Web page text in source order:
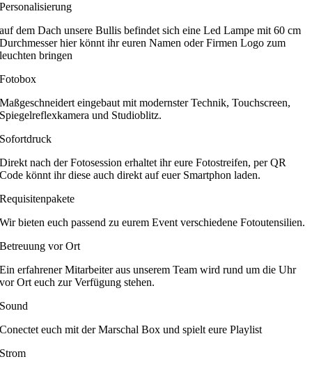
Personalisierung
auf dem Dach unsere Bullis befindet sich eine Led Lampe mit 60 cm
Durchmesser hier könnt ihr euren Namen oder Firmen Logo zum
leuchten bringen
Fotobox
Maßgeschneidert eingebaut mit modernster Technik, Touchscreen,
Spiegelreflexkamera und Studioblitz.
Sofortdruck
Direkt nach der Fotosession erhaltet ihr eure Fotostreifen, per QR
Code könnt ihr diese auch direkt auf euer Smartphon laden.
Requisitenpakete
Wir bieten euch passend zu eurem Event verschiedene Fotoutensilien.
Betreuung vor Ort
Ein erfahrener Mitarbeiter aus unserem Team wird rund um die Uhr
vor Ort euch zur Verfügung stehen.
Sound
Conectet euch mit der Marschal Box und spielt eure Playlist
Strom